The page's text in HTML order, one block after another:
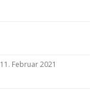
11. Februar 2021